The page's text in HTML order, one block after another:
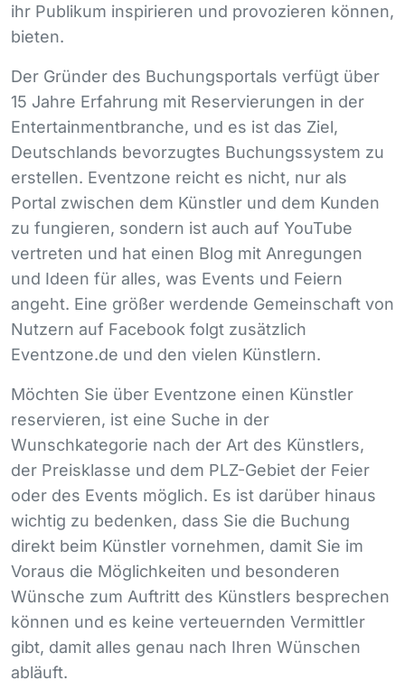
ihr Publikum inspirieren und provozieren können,
bieten.
Der Gründer des Buchungsportals verfügt über
15 Jahre Erfahrung mit Reservierungen in der
Entertainmentbranche, und es ist das Ziel,
Deutschlands bevorzugtes Buchungssystem zu
erstellen. Eventzone reicht es nicht, nur als
Portal zwischen dem Künstler und dem Kunden
zu fungieren, sondern ist auch auf YouTube
vertreten und hat einen Blog mit Anregungen
und Ideen für alles, was Events und Feiern
angeht. Eine größer werdende Gemeinschaft von
Nutzern auf Facebook folgt zusätzlich
Eventzone.de und den vielen Künstlern.
Möchten Sie über Eventzone einen Künstler
reservieren, ist eine Suche in der
Wunschkategorie nach der Art des Künstlers,
der Preisklasse und dem PLZ-Gebiet der Feier
oder des Events möglich. Es ist darüber hinaus
wichtig zu bedenken, dass Sie die Buchung
direkt beim Künstler vornehmen, damit Sie im
Voraus die Möglichkeiten und besonderen
Wünsche zum Auftritt des Künstlers besprechen
können und es keine verteuernden Vermittler
gibt, damit alles genau nach Ihren Wünschen
abläuft.